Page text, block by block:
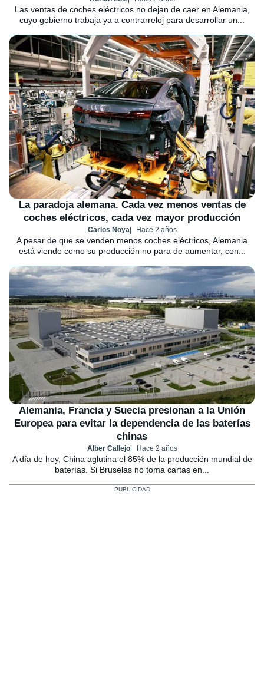
Las ventas de coches eléctricos no dejan de caer en Alemania,
cuyo gobierno trabaja ya a contrarreloj para desarrollar un...
La paradoja alemana. Cada vez menos ventas de
coches eléctricos, cada vez mayor producción
Carlos Noya Hace 2 años
A pesar de que se venden menos coches eléctricos, Alemania
está viendo como su producción no para de aumentar, con...
Alemania, Francia y Suecia presionan a la Unión
Europea para evitar la dependencia de las baterías
chinas
Alber Callejo Hace 2 años
A día de hoy, China aglutina el 85% de la producción mundial de
baterías. Si Bruselas no toma cartas en...